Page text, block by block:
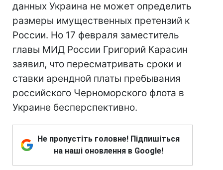
данных Украина не может определить
размеры имущественных претензий к
России. Но 17 февраля заместитель
главы МИД России Григорий Карасин
заявил, что пересматривать сроки и
ставки арендной платы пребывания
российского Черноморского флота в
Украине бесперспективно.
Не пропустіть головне! Підпишіться
на наші оновлення в Google!